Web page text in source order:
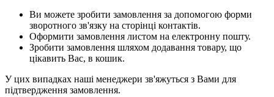
Ви можете зробити замовлення за допомогою форми
зворотного зв'язку на сторінці контактів.
Оформити замовлення листом на електронну пошту.
Зробити замовлення шляхом додавання товару, що
цікавить Вас, в кошик.
У цих випадках наші менеджери зв'яжуться з Вами для
підтвердження замовлення.